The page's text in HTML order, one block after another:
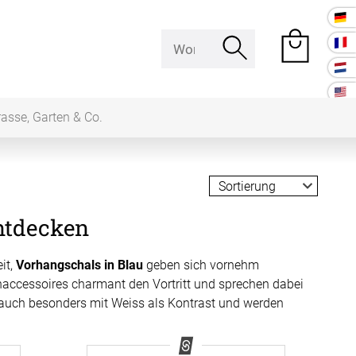
Raumakustik
Akustikbilder
Kissen
Garten & Co.
Vorhangschals in Blau geben sich vornehm
charmant den Vortritt und sprechen dabei
besonders mit Weiss als Kontrast und werden